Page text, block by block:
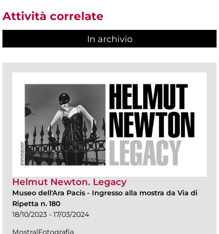
Attività correlate
In archivio
Helmut Newton. Legacy
Museo dell'Ara Pacis - Ingresso alla mostra da Via di
Ripetta n. 180
18/10/2023 - 17/03/2024
Mostra|Fotografia